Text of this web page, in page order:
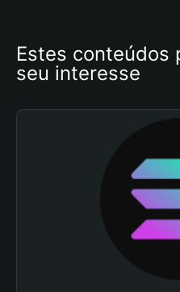
Estes conteúdos
seu interesse